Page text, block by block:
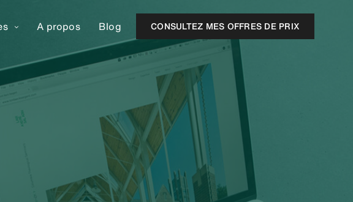
A propos Blog CONSULTEZ MES OFFRES DE PRIX